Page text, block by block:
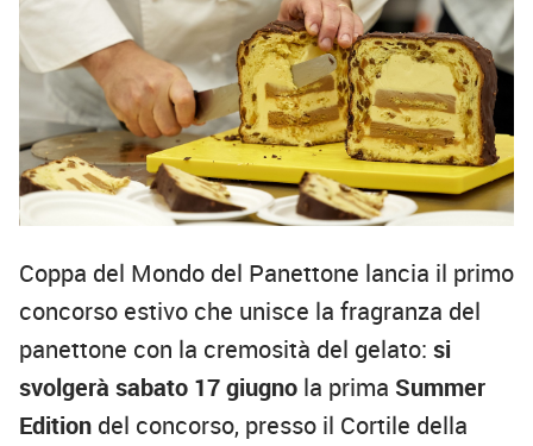
Coppa del Mondo del Panettone lancia il primo
concorso estivo che unisce la fragranza del
panettone con la cremosità del gelato: si
svolgerà sabato 17 giugno la prima Summer
Edition del concorso, presso il Cortile della